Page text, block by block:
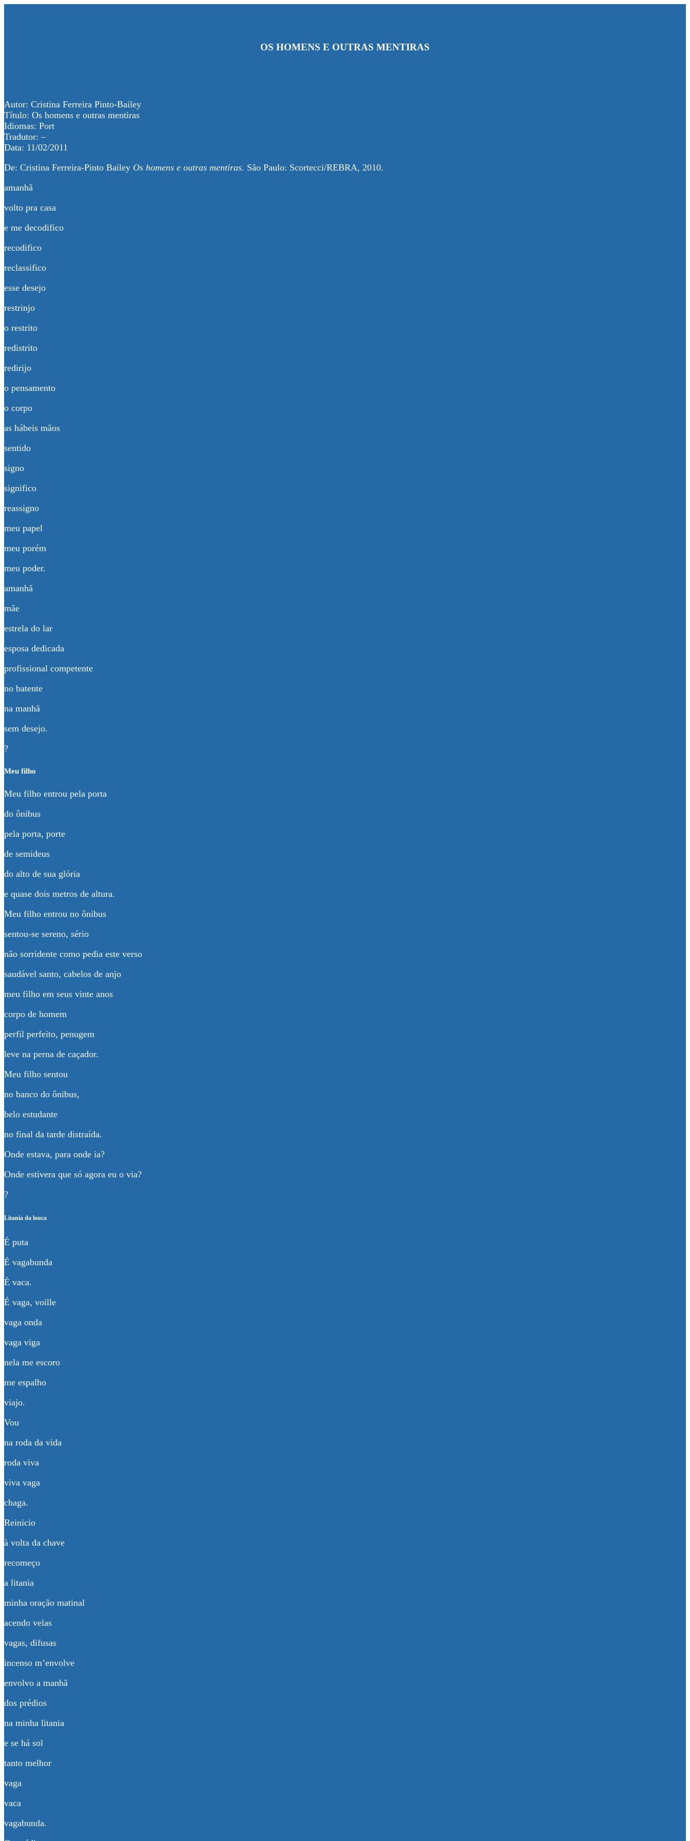
OS HOMENS E OUTRAS MENTIRAS
Autor: Cristina Ferreira Pinto-Bailey
Título: Os homens e outras mentiras
Idiomas: Port
Tradutor: –
Data: 11/02/2011
De: Cristina Ferreira-Pinto Bailey Os homens e outras mentiras. São Paulo: Scortecci/REBRA, 2010.
amanhã
volto pra casa
e me decodifico
recodifico
reclassifico
esse desejo
restrinjo
o restrito
redistrito
redirijo
o pensamento
o corpo
as hábeis mãos
sentido
signo
significo
reassigno
meu papel
meu porém
meu poder.
amanhã
mãe
estrela do lar
esposa dedicada
profissional competente
no batente
na manhã
sem desejo.
?
Meu filho
Meu filho entrou pela porta
do ônibus
pela porta, porte
de semideus
do alto de sua glória
e quase dois metros de altura.
Meu filho entrou no ônibus
sentou-se sereno, sério
não sorridente como pedia este verso
saudável santo, cabelos de anjo
meu filho em seus vinte anos
corpo de homem
perfil perfeito, penugem
leve na perna de caçador.
Meu filho sentou
no banco do ônibus,
belo estudante
no final da tarde distraída.
Onde estava, para onde ia?
Onde estivera que só agora eu o via?
?
Litania da louca
É puta
É vagabunda
É vaca.
É vaga, voille
vaga onda
vaga viga
nela me escoro
me espalho
viajo.
Vou
na roda da vida
roda viva
viva vaga
chaga.
Reinicio
à volta da chave
recomeço
a litania
minha oração matinal
acendo velas
vagas, difusas
incenso m’envolve
envolvo a manhã
dos prédios
na minha litania
e se há sol
tanto melhor
vaga
vaca
vagabunda.